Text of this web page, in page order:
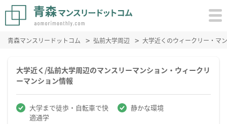
青森マンスリードットコム 弘前大学周辺 大学近くのウィークリー・マ
大学近く/弘前大学周辺のマンスリーマンション・ウィークリ
ーマンション情報
大学まで徒歩・自転車で快
適通学
静かな環境